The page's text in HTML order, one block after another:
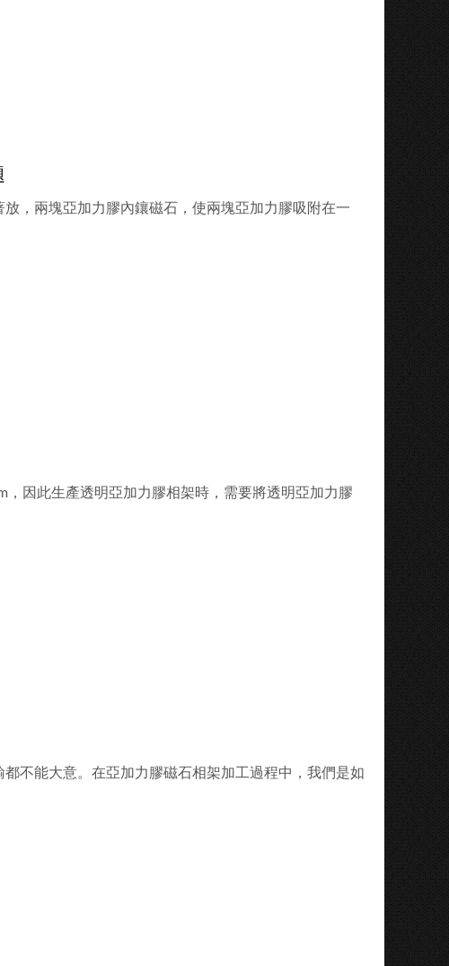
，兩塊亞加力膠內鑲磁石，使兩塊亞加力膠吸附在一
因此生產透明亞加力膠相架時，需要將透明亞加力膠
不能大意。在亞加力膠磁石相架加工過程中，我們是如